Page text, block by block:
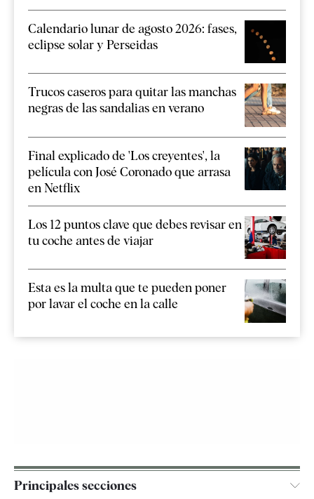
Calendario lunar de agosto 2026: fases,
eclipse solar y Perseidas
Trucos caseros para quitar las manchas
negras de las sandalias en verano
Final explicado de 'Los creyentes', la
película con José Coronado que arrasa
en Netflix
Los 12 puntos clave que debes revisar en
tu coche antes de viajar
Esta es la multa que te pueden poner
por lavar el coche en la calle
Principales secciones